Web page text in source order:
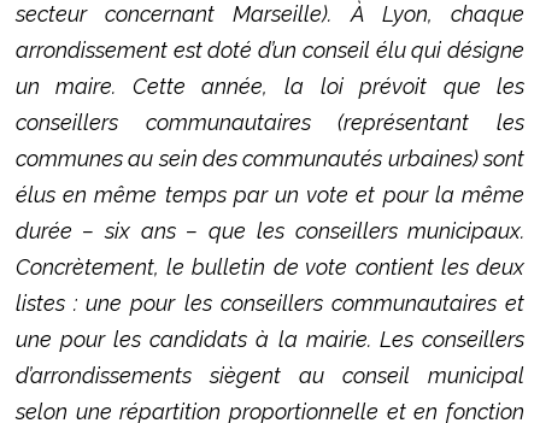
secteur concernant Marseille). À Lyon, chaque
arrondissement est doté d’un conseil élu qui désigne
un maire. Cette année, la loi prévoit que les
conseillers communautaires (représentant les
communes au sein des communautés urbaines) sont
élus en même temps par un vote et pour la même
durée – six ans – que les conseillers municipaux.
Concrètement, le bulletin de vote contient les deux
listes : une pour les conseillers communautaires et
une pour les candidats à la mairie. Les conseillers
d’arrondissements siègent au conseil municipal
selon une répartition proportionnelle et en fonction